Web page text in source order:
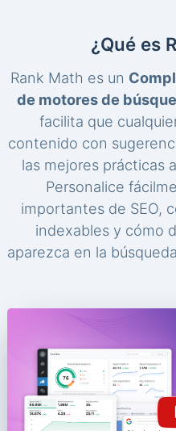
¿Qué es
Rank Math es un
de motores de
facilita que
contenido con
las mejores prácticas
Personalice
importantes de SEO,
indexables y cómo
aparezca en la